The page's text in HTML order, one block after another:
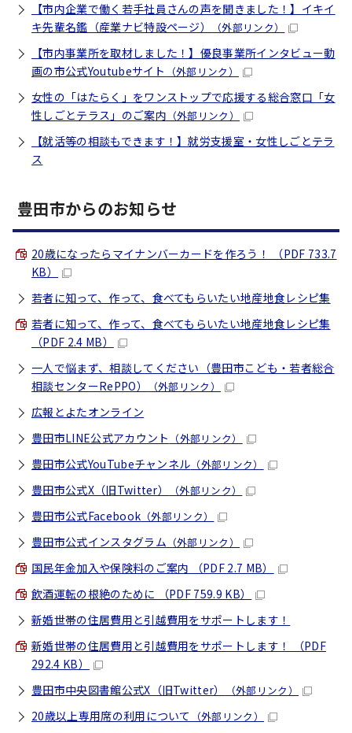
【市内企業で働く若手社員さんの声を聞きました！】イキイ
キ先輩名鑑（産業ナビ特設ページ）
（外部リンク）
【市内事業所を取材しました！】優良事業所インタビュー動
画の市公式Youtubeサイト
（外部リンク）
女性の「はたらく」をワンストップで応援する総合窓口「女
性しごとテラス」のご案内 （外部リンク）
【就活等の相談もできます！】就労支援室・女性しごとテラ
ス
豊田市からのお知らせ
20歳になったらマイナンバーカードを作ろう！ （PDF 733.7
KB）
若者に知って、作って、食べてもらいたい地産地食レシピ集
若者に知って、作って、食べてもらいたい地産地食レシピ集
（PDF 2.4 MB）
一人で悩まず、相談してください（豊田市こども・若者総合
相談センターRePPO）
（外部リンク）
広報とよたオンライン
豊田市LINE公式アカウント （外部リンク）
豊田市公式YouTubeチャンネル （外部リンク）
豊田市公式X（旧Twitter） （外部リンク）
豊田市公式Facebook （外部リンク）
豊田市公式インスタグラム （外部リンク）
国民年金加入や保険料のご案内 （PDF 2.7 MB）
飲酒運転の根絶のために （PDF 759.9 KB）
新婚世帯の住居費用と引越費用をサポートします！
新婚世帯の住居費用と引越費用をサポートします！ （PDF
292.4 KB）
豊田市中央図書館公式X（旧Twitter）
（外部リンク）
20歳以上専用席の利用について （外部リンク）